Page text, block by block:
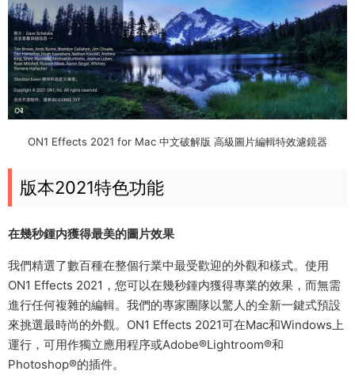
ON1 Effects 2021 for Mac 中文破解版 高級圖片編輯特效濾鏡器
版本2021特色功能
在幾秒鍾内獲得最美的圖片效果
我們精選了數百種在整個行業中最受歡迎的外觀和樣式。使用
ON1 Effects 2021，您可以在幾秒鍾内獲得專業的效果，而無需
進行任何複雜的編輯。我們的專家團隊以驚人的全新一鍵式預設
來挑選最時尚的外觀。ON1 Effects 2021可在Mac和Windows上
運行，可用作獨立應用程序或Adobe®Lightroom®和
Photoshop®的插件。